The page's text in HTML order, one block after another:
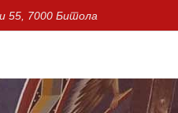
55, 7000 Битола